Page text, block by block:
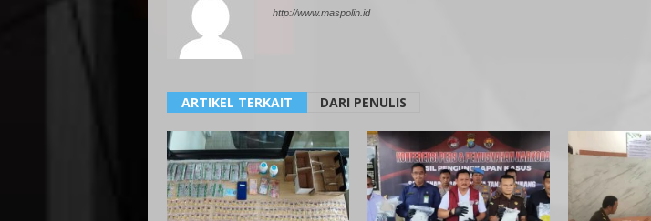
http://www.maspolin.id
ARTIKEL TERKAIT DARI PENULIS